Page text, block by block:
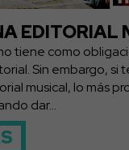
EDITORIAL
tiene como
Sin embargo, si
musical, lo más
dar...